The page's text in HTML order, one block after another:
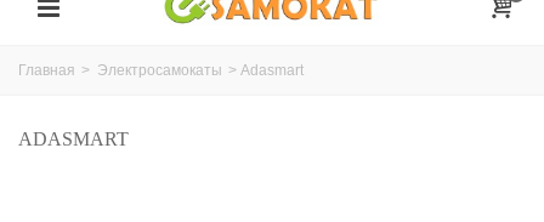
Главная > Электросамокаты > Adasmart
ADASMART